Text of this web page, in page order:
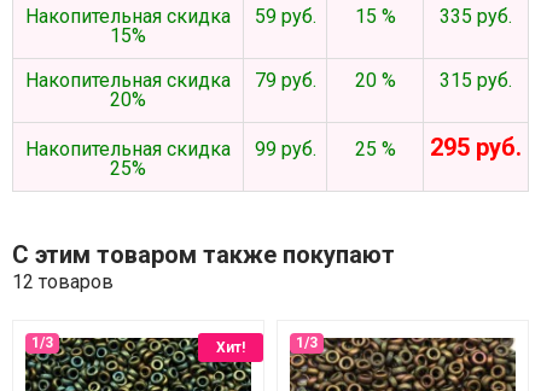
Накопительная скидка
15%
59 руб. 15 % 335 руб.
Накопительная скидка
20%
79 руб. 20 % 315 руб.
Накопительная скидка
25%
99 руб. 25 % 295 руб.
С этим товаром также покупают
12 товаров
Хит!